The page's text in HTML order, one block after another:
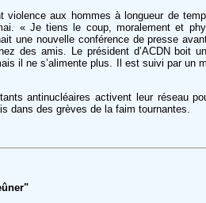
violence aux hommes à longueur de
« Je tiens le coup, moralement et
une nouvelle conférence de presse
des amis. Le président d’ACDN boit
il ne s’alimente plus. Il est suivi par un
antinucléaires activent leur réseau
dans des grèves de la faim tournantes.